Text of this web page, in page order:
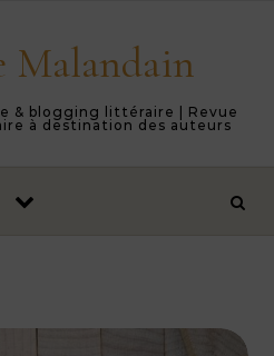
Malandain
& blogging littéraire | Revue
à destination des auteurs